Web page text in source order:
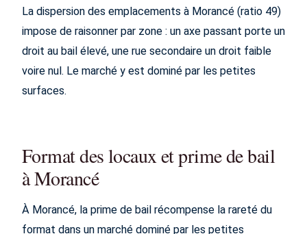
La dispersion des emplacements à Morancé (ratio 49)
impose de raisonner par zone : un axe passant porte un
droit au bail élevé, une rue secondaire un droit faible
voire nul. Le marché y est dominé par les petites
surfaces.
Format des locaux et prime de bail
à Morancé
À Morancé, la prime de bail récompense la rareté du
format dans un marché dominé par les petites